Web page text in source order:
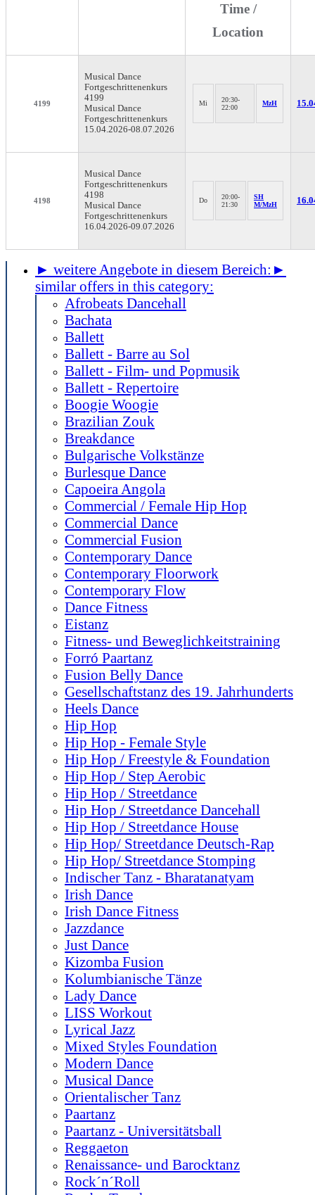
Time /
Location
4199
Musical Dance
Fortgeschrittenenkurs
4199
Musical Dance
Fortgeschrittenenkurs
15.04.2026-08.07.2026
Mi
20:30-
22:00
MzH
4198
Musical Dance
Fortgeschrittenenkurs
4198
Musical Dance
Fortgeschrittenenkurs
16.04.2026-09.07.2026
Do
20:00-
21:30
SH
M/MzH
► weitere Angebote in diesem Bereich: ►
similar offers in this category:
Afrobeats Dancehall
Bachata
Ballett
Ballett - Barre au Sol
Ballett - Film- und Popmusik
Ballett - Repertoire
Boogie Woogie
Brazilian Zouk
Breakdance
Bulgarische Volkstänze
Burlesque Dance
Capoeira Angola
Commercial / Female Hip Hop
Commercial Dance
Commercial Fusion
Contemporary Dance
Contemporary Floorwork
Contemporary Flow
Dance Fitness
Eistanz
Fitness- und Beweglichkeitstraining
Forró Paartanz
Fusion Belly Dance
Gesellschaftstanz des 19. Jahrhunderts
Heels Dance
Hip Hop
Hip Hop - Female Style
Hip Hop / Freestyle & Foundation
Hip Hop / Step Aerobic
Hip Hop / Streetdance
Hip Hop / Streetdance Dancehall
Hip Hop / Streetdance House
Hip Hop/ Streetdance Deutsch-Rap
Hip Hop/ Streetdance Stomping
Indischer Tanz - Bharatanatyam
Irish Dance
Irish Dance Fitness
Jazzdance
Just Dance
Kizomba Fusion
Kolumbianische Tänze
Lady Dance
LISS Workout
Lyrical Jazz
Mixed Styles Foundation
Modern Dance
Musical Dance
Orientalischer Tanz
Paartanz
Paartanz - Universitätsball
Reggaeton
Renaissance- und Barocktanz
Rock´n´Roll